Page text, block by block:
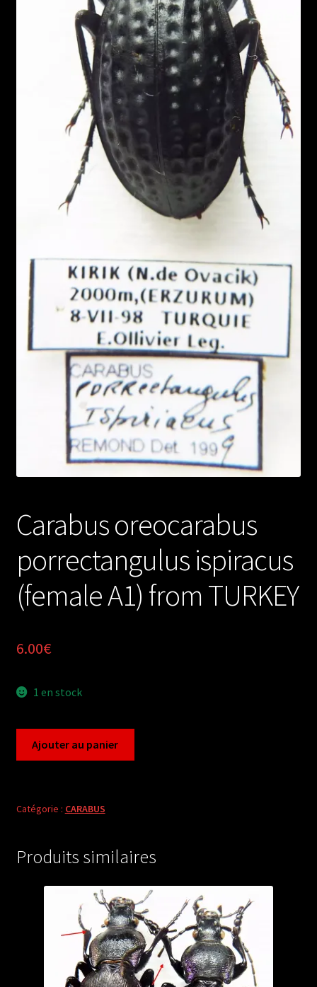
Carabus oreocarabus
porrectangulus ispiracus
(female A1) from TURKEY
6.00€
1 en stock
porrectangulus
A1)
Ajouter au panier
Catégorie : CARABUS
Produits similaires